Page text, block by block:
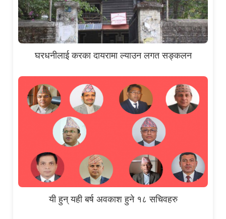
घरधनीलाई करका दायरामा ल्याउन लगत सङ्कलन
यी हुन् यही बर्ष अवकाश हुने १८ सचिवहरु